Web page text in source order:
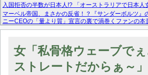
入国拒否の半数が日本人!? 「オーストラリアで日本人
マーベル帝国、まさかの反省！？『サンダーボルツ』
ニーCEOの「量より質」宣言の裏で渦巻くファンの
察！
【画像あり】FacebookとかTwitterで拾ったエロ画像貼
女「私骨格ウェーブで
ストレートだからぁ～